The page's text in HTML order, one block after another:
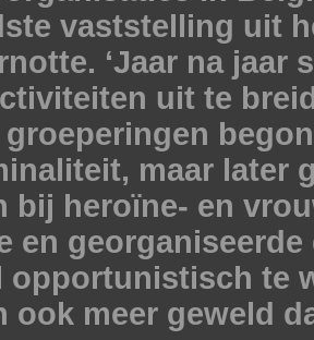
vaststelling uit
‘Jaar na jaar
uit te
maar later
bij heroïne- en
en georganiseerde
opportunistisch te
ook meer geweld